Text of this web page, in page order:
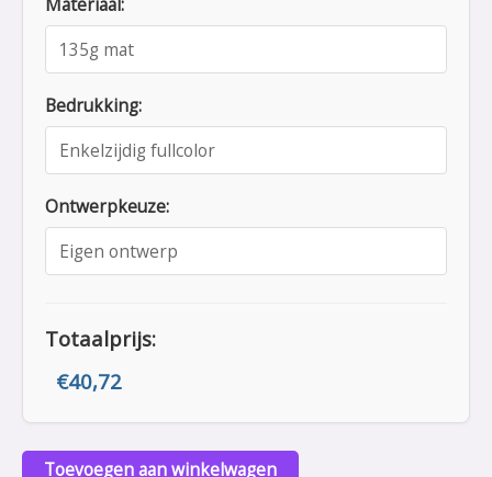
Bedrukking:
Ontwerpkeuze:
Totaalprijs:
€40,72
Toevoegen aan winkelwagen